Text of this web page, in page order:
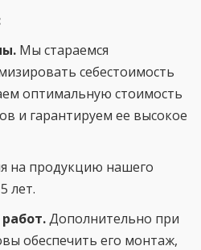
Мы стараемся
себестоимость
оптимальную стоимость
и гарантируем ее высокое
на продукцию нашего
лет.
Дополнительно при
обеспечить его монтаж,